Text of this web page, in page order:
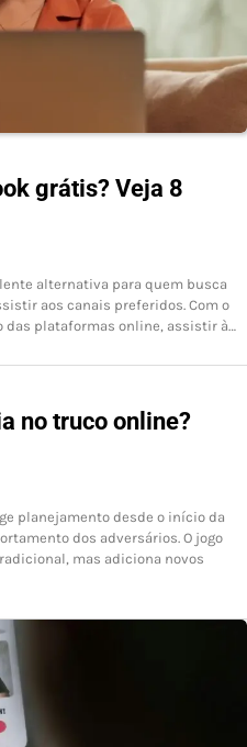
grátis? Veja 8
alternativa para quem busca
aos canais preferidos. Com o
das plataformas online, assistir à…
no truco online?
planejamento desde o início da
dos adversários. O jogo
mas adiciona novos